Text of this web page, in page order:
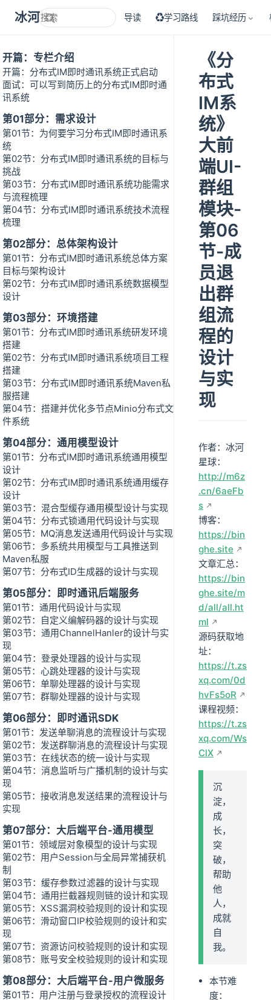
冰河技术 导读 ♻学习路线 踩坑经历
开篇：专栏介绍
开篇：分布式IM即时通讯系统正式启动
面试：可以写到简历上的分布式IM即时通
讯系统
第01部分：需求设计
第01节：为何要学习分布式IM即时通讯系
统
第02节：分布式IM即时通讯系统的目标与
挑战
第03节：分布式IM即时通讯系统功能需求
与流程梳理
第04节：分布式IM即时通讯系统技术流程
梳理
第02部分：总体架构设计
第01节：分布式IM即时通讯系统总体方案
目标与架构设计
第02节：分布式IM即时通讯系统数据模型
设计
第03部分：环境搭建
第01节：分布式IM即时通讯系统研发环境
搭建
第02节：分布式IM即时通讯系统项目工程
搭建
第03节：分布式IM即时通讯系统Maven私
服搭建
第04节：搭建并优化多节点Minio分布式文
件系统
第04部分：通用模型设计
第01节：分布式IM即时通讯系统通用模型
设计
第02节：分布式IM即时通讯系统通用缓存
设计
第03节：混合型缓存通用模型设计与实现
第04节：分布式锁通用代码设计与实现
第05节：MQ消息发送通用代码设计与实现
第06节：多系统共用模型与工具推送到
Maven私服
第07节：分布式ID生成器的设计与实现
第05部分：即时通讯后端服务
第01节：通用代码设计与实现
第02节：自定义编解码器的设计与实现
第03节：通用ChannelHanler的设计与实
现
第04节：登录处理器的设计与实现
第05节：心跳处理器的设计与实现
第06节：单聊处理器的设计与实现
第07节：群聊处理器的设计与实现
第06部分：即时通讯SDK
第01节：发送单聊消息的流程设计与实现
第02节：发送群聊消息的流程设计与实现
第03节：在线状态的统一设计与实现
第04节：消息监听与广播机制的设计与实
现
第05节：接收消息发送结果的流程设计与
实现
第07部分：大后端平台-通用模型
第01节：领域层对象模型的设计与实现
第02节：用户Session与全局异常捕获机
制
第03节：缓存参数过滤器的设计与实现
第04节：通用拦截器规则链的设计和实现
第05节：XSS漏洞校验规则的设计和实现
第06节：滑动窗口IP校验规则的设计和实
现
第07节：资源访问校验规则的设计和实现
第08节：账号安全校验规则的设计和实现
第08部分：大后端平台-用户微服务
第01节：用户注册与登录授权的流程设计
《分
布式
IM系
统》
大前
端UI-
群组
模块-
第06
节-成
员退
出群
组流
程的
设计
与实
现
作者：冰河
星球：
http://m6z
.cn/6aeFb
s
博客：
https://bin
ghe.site
文章汇总：
https://bin
ghe.site/m
d/all/all.ht
ml
源码获取地
址：
https://t.zs
xq.com/0d
hvFs5oR
课程视频：
https://t.zs
xq.com/Ws
ClX
沉
淀，
成
长，
突
破，
帮助
他
人，
成就
自
我。
本节难
度：